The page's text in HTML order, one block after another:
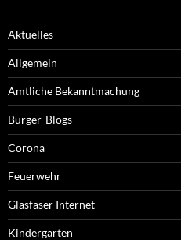
Aktuelles
Allgemein
Amtliche Bekanntmachung
Bürger-Blogs
Corona
Feuerwehr
Glasfaser Internet
Kindergarten